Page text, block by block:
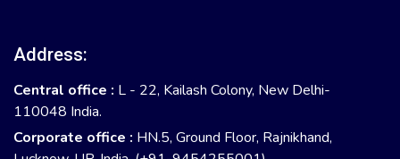
Address:
Central office : L - 22, Kailash Colony, New Delhi-
110048 India.
Corporate office : HN.5, Ground Floor, Rajnikhand,